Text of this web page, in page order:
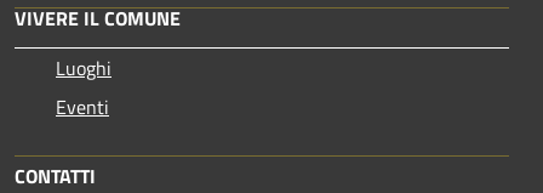
VIVERE IL COMUNE
Luoghi
Eventi
CONTATTI